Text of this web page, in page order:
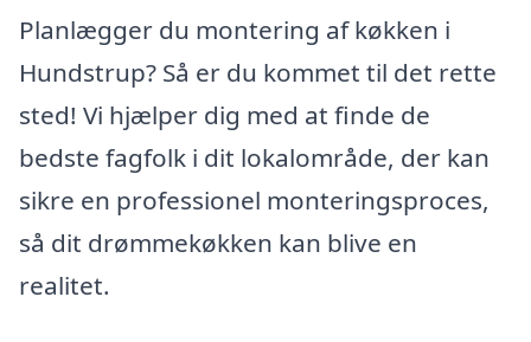
Planlægger du montering af køkken i
Hundstrup? Så er du kommet til det rette
sted! Vi hjælper dig med at finde de
bedste fagfolk i dit lokalområde, der kan
sikre en professionel monteringsproces,
så dit drømmekøkken kan blive en
realitet.